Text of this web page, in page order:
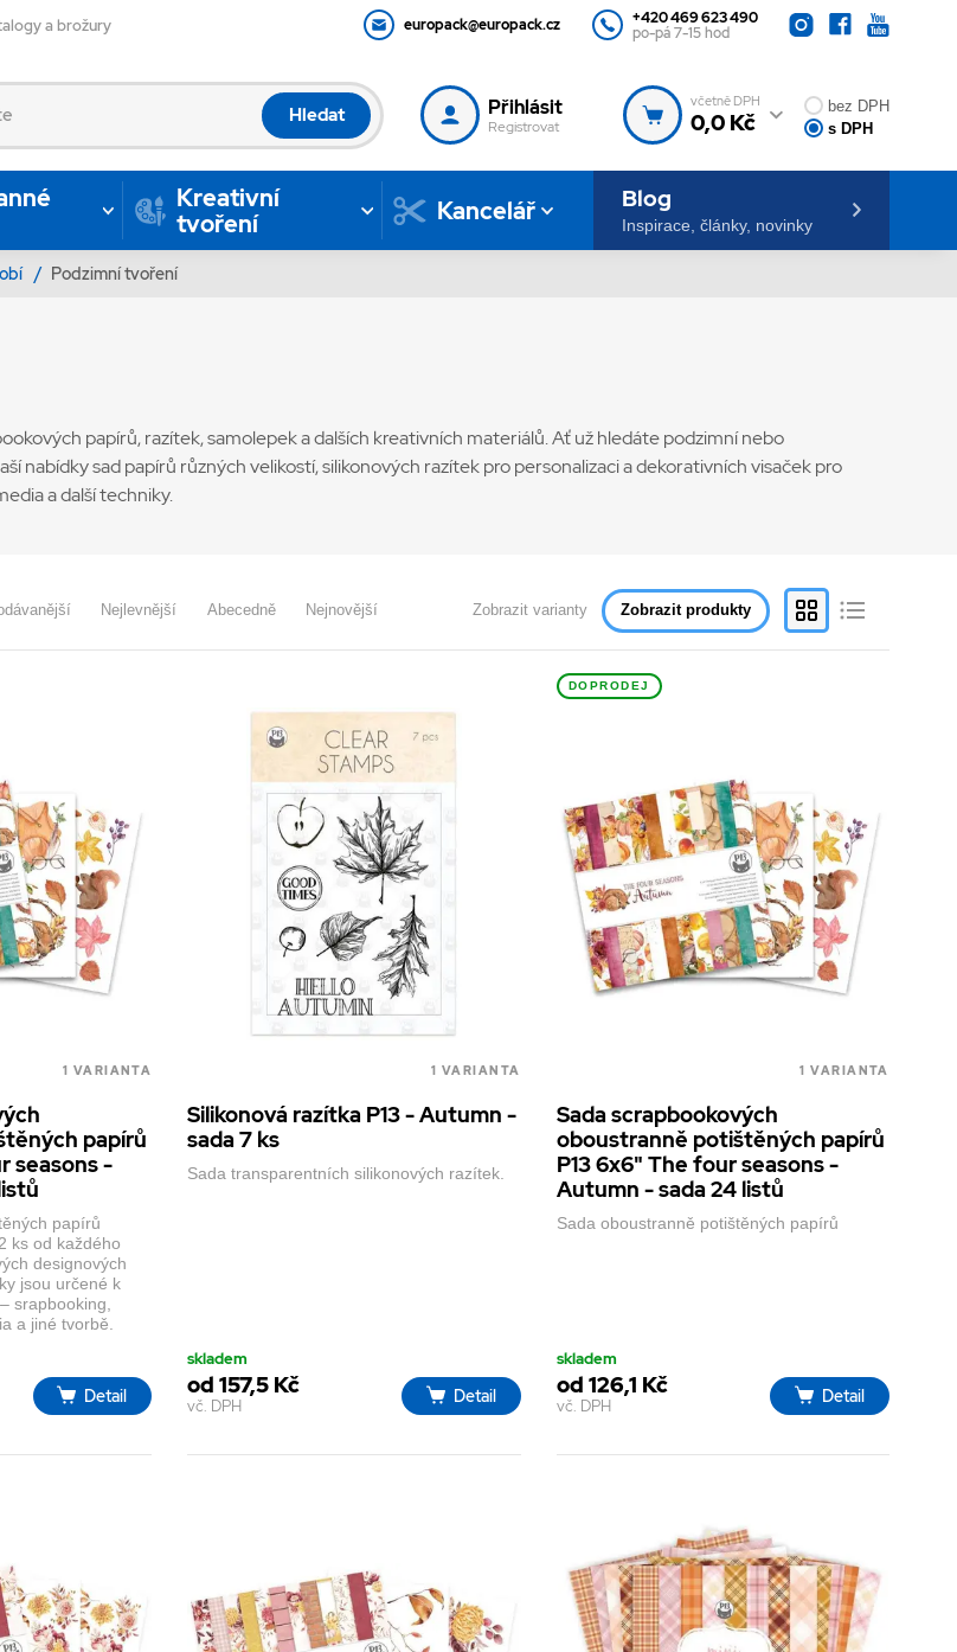
a brožury europack@europack.cz
+420 469 623 490
po-pá 7-15 hod
Hledat Přihlásit
Registrovat
včetně DPH
0,0 Kč
bez DPH
s DPH
Kreativní
tvoření
Kancelář Blog
Inspirace, články, novinky
/ Podzimní tvoření
papírů, razítek, samolepek a dalších kreativních materiálů. Ať už hledáte podzimní nebo
nabídky sad papírů různých velikostí, silikonových razítek pro personalizaci a dekorativních visaček pro
a další techniky.
Nejlevnější Abecedně Nejnovější Zobrazit varianty Zobrazit produkty
1 VARIANTA
papírů
seasons -
papírů
ks od každého
designových
jsou určené k
srapbooking,
a jiné tvorbě.
Detail
1 VARIANTA
Silikonová razítka P13 - Autumn -
sada 7 ks
Sada transparentních silikonových razítek.
skladem
od 157,5 Kč
vč. DPH Detail
DOPRODEJ
1 VARIANTA
Sada scrapbookových
oboustranně potištěných papírů
P13 6x6" The four seasons -
Autumn - sada 24 listů
Sada oboustranně potištěných papírů
skladem
od 126,1 Kč
vč. DPH Detail